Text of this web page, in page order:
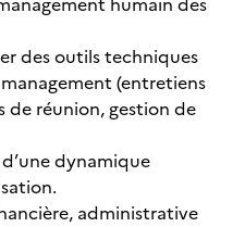
outils techniques
(entretiens
de réunion, gestion de
dynamique
administrative